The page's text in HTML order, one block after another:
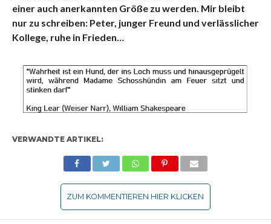
einer auch anerkannten Größe zu werden. Mir bleibt
nur zu schreiben: Peter, junger Freund und verlässlicher
Kollege, ruhe in Frieden…
VERWANDTE ARTIKEL:
ZUM KOMMENTIEREN HIER KLICKEN